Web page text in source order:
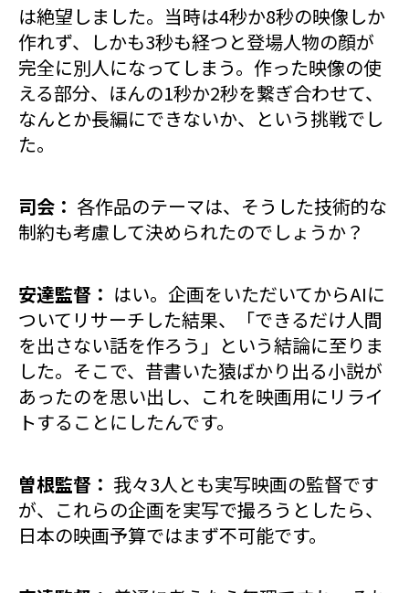
は絶望しました。当時は4秒か8秒の映像しか
作れず、しかも3秒も経つと登場人物の顔が
完全に別人になってしまう。作った映像の使
える部分、ほんの1秒か2秒を繋ぎ合わせて、
なんとか長編にできないか、という挑戦でし
た。
司会： 各作品のテーマは、そうした技術的な
制約も考慮して決められたのでしょうか？
安達監督： はい。企画をいただいてからAIに
ついてリサーチした結果、「できるだけ人間
を出さない話を作ろう」という結論に至りま
した。そこで、昔書いた猿ばかり出る小説が
あったのを思い出し、これを映画用にリライ
トすることにしたんです。
曽根監督： 我々3人とも実写映画の監督です
が、これらの企画を実写で撮ろうとしたら、
日本の映画予算ではまず不可能です。